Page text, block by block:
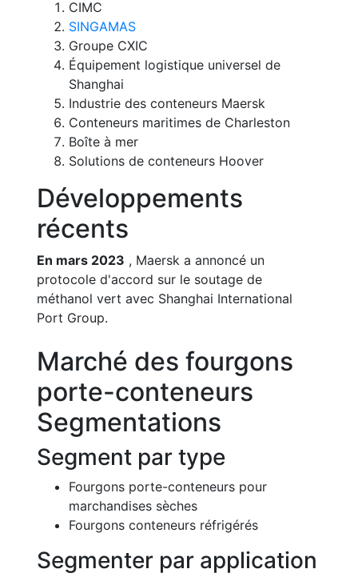
CIMC
SINGAMAS
Groupe CXIC
Équipement logistique universel de
Shanghai
Industrie des conteneurs Maersk
Conteneurs maritimes de Charleston
Boîte à mer
Solutions de conteneurs Hoover
Développements
récents
En mars 2023 , Maersk a annoncé un
protocole d'accord sur le soutage de
méthanol vert avec Shanghai International
Port Group.
Marché des fourgons
porte-conteneurs
Segmentations
Segment par type
Fourgons porte-conteneurs pour
marchandises sèches
Fourgons conteneurs réfrigérés
Segmenter par application